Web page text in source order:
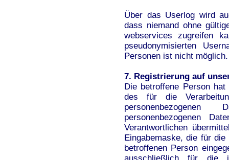
Über das Userlog wird
dass niemand ohne
webservices zugreifen
pseudonymisierten
Personen ist nicht möglich.
7. Registrierung auf
Die betroffene Person
des für die
personenbezogenen
Verantwortlichen
Eingabemaske, die für
betroffenen Person